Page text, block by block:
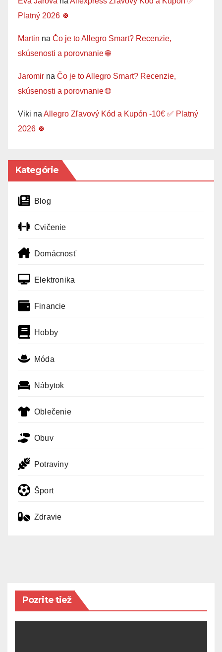
Platný 2026 🍀
Martin na Čo je to Allegro Smart? Recenzie,
skúsenosti a porovnanie 🌐
Jaromir na Čo je to Allegro Smart? Recenzie,
skúsenosti a porovnanie 🌐
Viki na Allegro Zľavový Kód a Kupón -10€ ✅ Platný
2026 🍀
Kategórie
Blog
Cvičenie
Domácnosť
Elektronika
Financie
Hobby
Móda
Nábytok
Oblečenie
Obuv
Potraviny
Šport
Zdravie
Pozrite tiež